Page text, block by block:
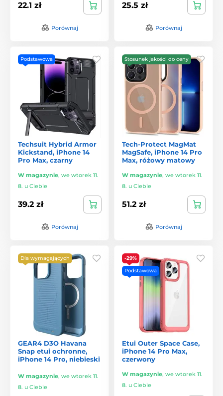
22.1 zł
Porównaj
25.5 zł
Porównaj
Podstawowa
Techsuit Hybrid Armor
Kickstand, iPhone 14
Pro Max, czarny
W magazynie, we wtorek 11.
8. u Ciebie
39.2 zł
Porównaj
Stosunek jakości do ceny
Tech-Protect MagMat
MagSafe, iPhone 14 Pro
Max, różowy matowy
W magazynie, we wtorek 11.
8. u Ciebie
51.2 zł
Porównaj
Dla wymagających
GEAR4 D3O Havana
Snap etui ochronne,
iPhone 14 Pro, niebieski
W magazynie, we wtorek 11.
8. u Ciebie
-29%
Podstawowa
Etui Outer Space Case,
iPhone 14 Pro Max,
czerwony
W magazynie, we wtorek 11.
8. u Ciebie